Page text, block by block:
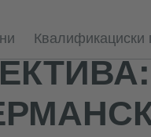
Квалификациски